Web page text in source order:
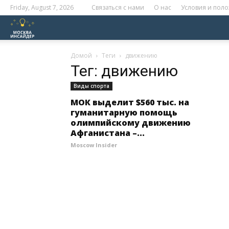
Friday, August 7, 2026 Связаться с нами О нас Условия и
Домой Теги движению
Тег: движению
Виды спорта
МОК выделит $560 тыс. на
гуманитарную помощь
олимпийскому движению
Афганистана –...
Moscow Insider